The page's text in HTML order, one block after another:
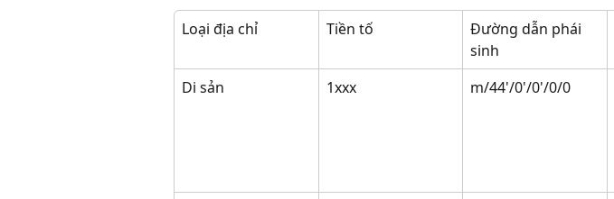
Loại địa chỉ Tiền tố
Đường dẫn phái
sinh
Di sản 1xxx m/44'/0'/0'/0/0